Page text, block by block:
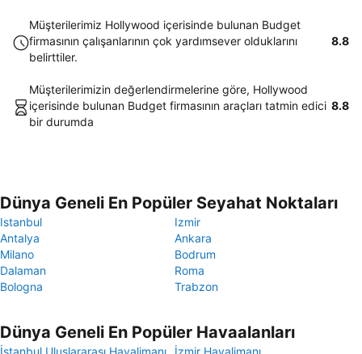
Müşterilerimiz Hollywood içerisinde bulunan Budget
firmasının çalışanlarının çok yardımsever olduklarını
belirttiler.
8.8
Müşterilerimizin değerlendirmelerine göre, Hollywood
içerisinde bulunan Budget firmasının araçları tatmin edici
bir durumda
8.8
Dünya Geneli En Popüler Seyahat Noktaları
Istanbul
Izmir
Antalya
Ankara
Milano
Bodrum
Dalaman
Roma
Bologna
Trabzon
Dünya Geneli En Popüler Havaalanları
İstanbul Uluslararası Havalimanı İzmir Havalimanı